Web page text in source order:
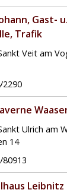
Gast-
Trafik
Veit am
2290
Ulrich am
14
80913
Leibnitz